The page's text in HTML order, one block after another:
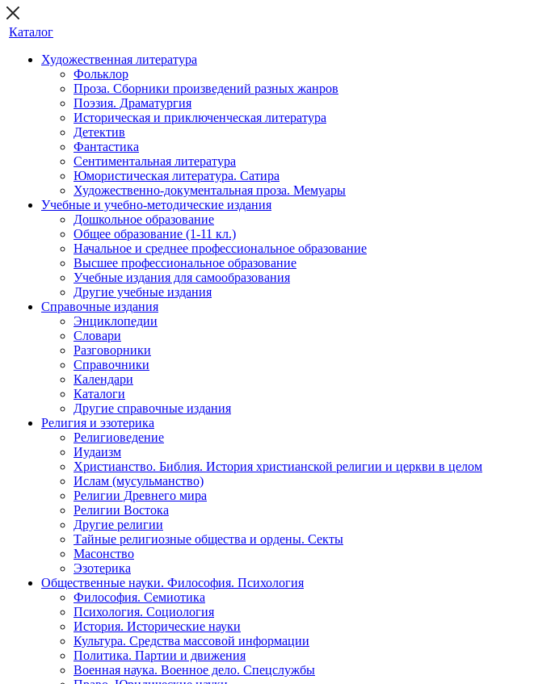
Каталог
Художественная литература
Фольклор
Проза. Сборники произведений разных жанров
Поэзия. Драматургия
Историческая и приключенческая литература
Детектив
Фантастика
Сентиментальная литература
Юмористическая литература. Сатира
Художественно-документальная проза. Мемуары
Учебные и учебно-методические издания
Дошкольное образование
Общее образование (1-11 кл.)
Начальное и среднее профессиональное образование
Высшее профессиональное образование
Учебные издания для самообразования
Другие учебные издания
Справочные издания
Энциклопедии
Словари
Разговорники
Справочники
Календари
Каталоги
Другие справочные издания
Религия и эзотерика
Религиоведение
Иудаизм
Христианство. Библия. История христианской религии и церкви в целом
Ислам (мусульманство)
Религии Древнего мира
Религии Востока
Другие религии
Тайные религиозные общества и ордены. Секты
Масонство
Эзотерика
Общественные науки. Философия. Психология
Философия. Семиотика
Психология. Социология
История. Исторические науки
Культура. Средства массовой информации
Политика. Партии и движения
Военная наука. Военное дело. Спецслужбы